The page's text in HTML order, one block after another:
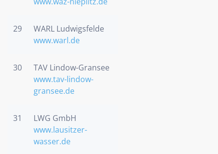
29
WARL Ludwigsfelde
www.warl.de
30
TAV Lindow-Gransee
www.tav-lindow-
gransee.de
31
LWG GmbH
www.lausitzer-
wasser.de